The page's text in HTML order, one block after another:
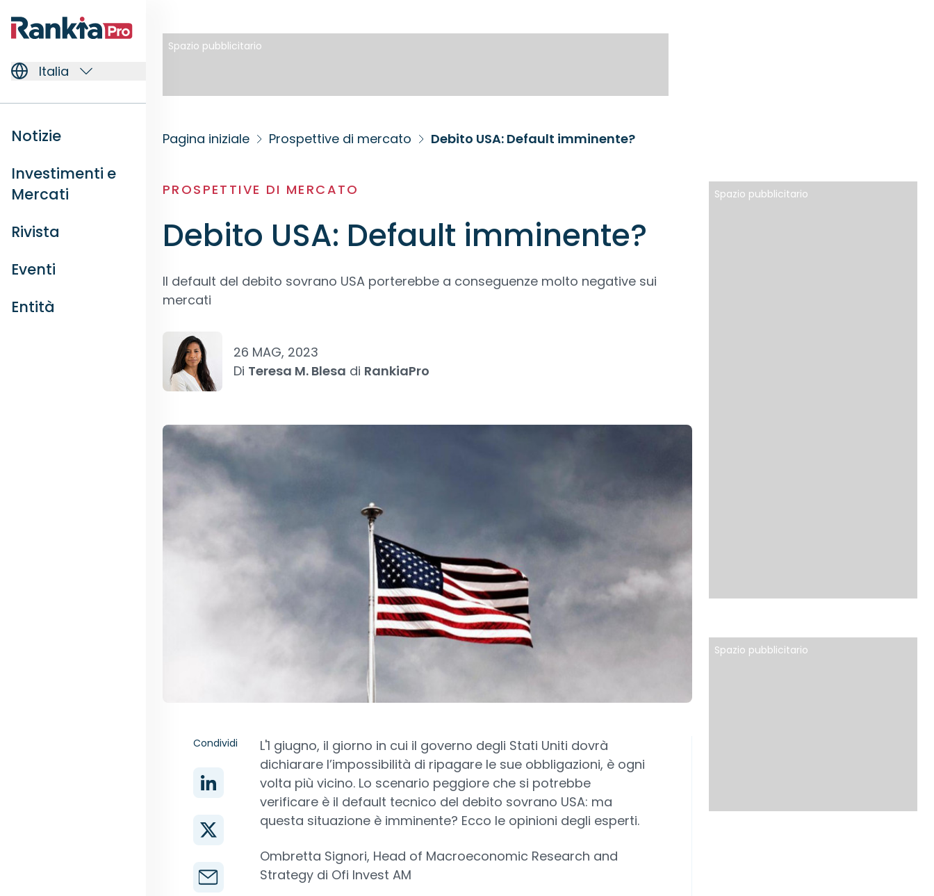
Italia
Notizie
Investimenti e
Mercati
Rivista
Eventi
Entità
Spazio pubblicitario
Pagina iniziale Prospettive di mercato Debito USA: Default imminente?
PROSPETTIVE DI MERCATO
Debito USA: Default imminente?
Il default del debito sovrano USA porterebbe a conseguenze molto negative sui
mercati
26 MAG, 2023
Di Teresa M. Blesa di RankiaPro
Condividi
L'1 giugno, il giorno in cui il governo degli Stati Uniti dovrà
dichiarare l’impossibilità di ripagare le sue obbligazioni, è ogni
volta più vicino. Lo scenario peggiore che si potrebbe
verificare è il default tecnico del debito sovrano USA: ma
questa situazione è imminente? Ecco le opinioni degli esperti.
Ombretta Signori, Head of Macroeconomic Research and
Strategy di Ofi Invest AM
Spazio pubblicitario
Spazio pubblicitario